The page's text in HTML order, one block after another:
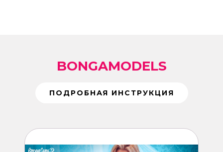
BONGAMODELS
ПОДРОБНАЯ ИНСТРУКЦИЯ